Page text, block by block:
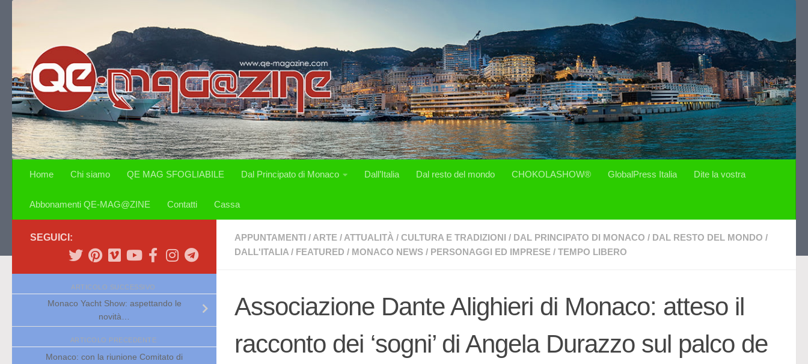
Home Chi siamo QE MAG SFOGLIABILE Dal Principato di Monaco Dall’Italia Dal resto del mondo CHOKOLASHOW® GlobalPress Italia Dite la vostra
Abbonamenti QE-MAG@ZINE Contatti Cassa
APPUNTAMENTI / ARTE / ATTUALITÀ / CULTURA E TRADIZIONI / DAL PRINCIPATO DI MONACO / DAL RESTO DEL MONDO /
DALL'ITALIA / FEATURED / MONACO NEWS / PERSONAGGI ED IMPRESE / TEMPO LIBERO
Associazione Dante Alighieri di Monaco: atteso il
racconto dei ‘sogni’ di Angela Durazzo sul palco de
SEGUICI:
ARTICOLO SUCCESSIVO
Monaco Yacht Show: aspettando le
novità…
ARTICOLO PRECEDENTE
Monaco: con la riunione Comitato di